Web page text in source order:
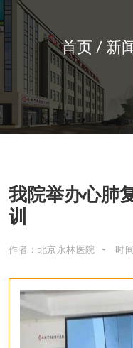
首页 新
我院举办心肺
训
作者：北京永林医院 时